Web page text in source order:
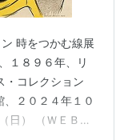
時をつかむ線展
１８９６年、リ
・コレクション
２０２４年１０
日） （ＷＥＢサ